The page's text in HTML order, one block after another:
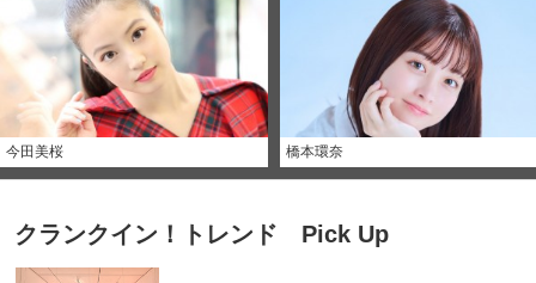
今田美桜 橋本環奈
クランクイン！トレンド Pick Up